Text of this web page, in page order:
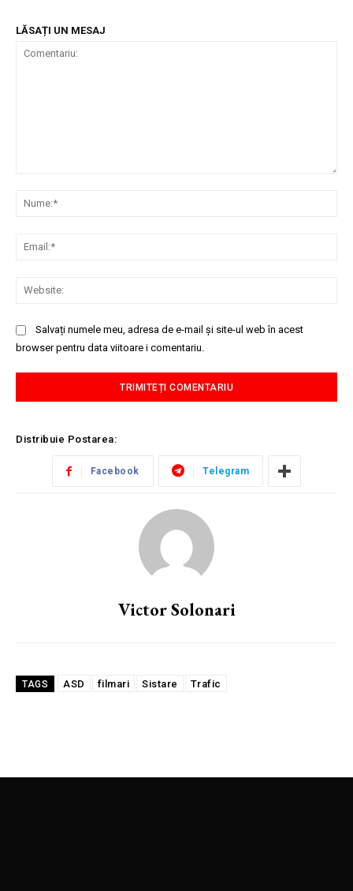
LĂSAȚI UN MESAJ
Salvați numele meu, adresa de e-mail și site-ul web în acest
browser pentru data viitoare i comentariu.
Distribuie Postarea:
Facebook Telegram
Victor Solonari
TAGS ASD filmari Sistare Trafic